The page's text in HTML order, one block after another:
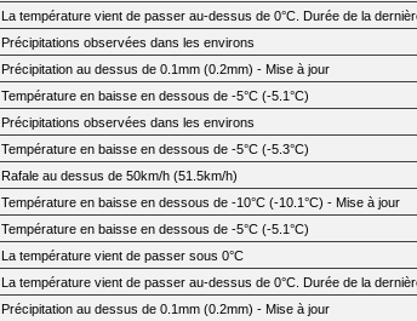
La température vient de passer au-dessus de 0°C. Durée de la
Précipitations observées dans les environs
Précipitation au dessus de 0.1mm (0.2mm) - Mise à jour
Température en baisse en dessous de -5°C (-5.1°C)
Précipitations observées dans les environs
Température en baisse en dessous de -5°C (-5.3°C)
Rafale au dessus de 50km/h (51.5km/h)
Température en baisse en dessous de -10°C (-10.1°C) - Mise à jour
Température en baisse en dessous de -5°C (-5.1°C)
La température vient de passer sous 0°C
La température vient de passer au-dessus de 0°C. Durée de la
Précipitation au dessus de 0.1mm (0.2mm) - Mise à jour